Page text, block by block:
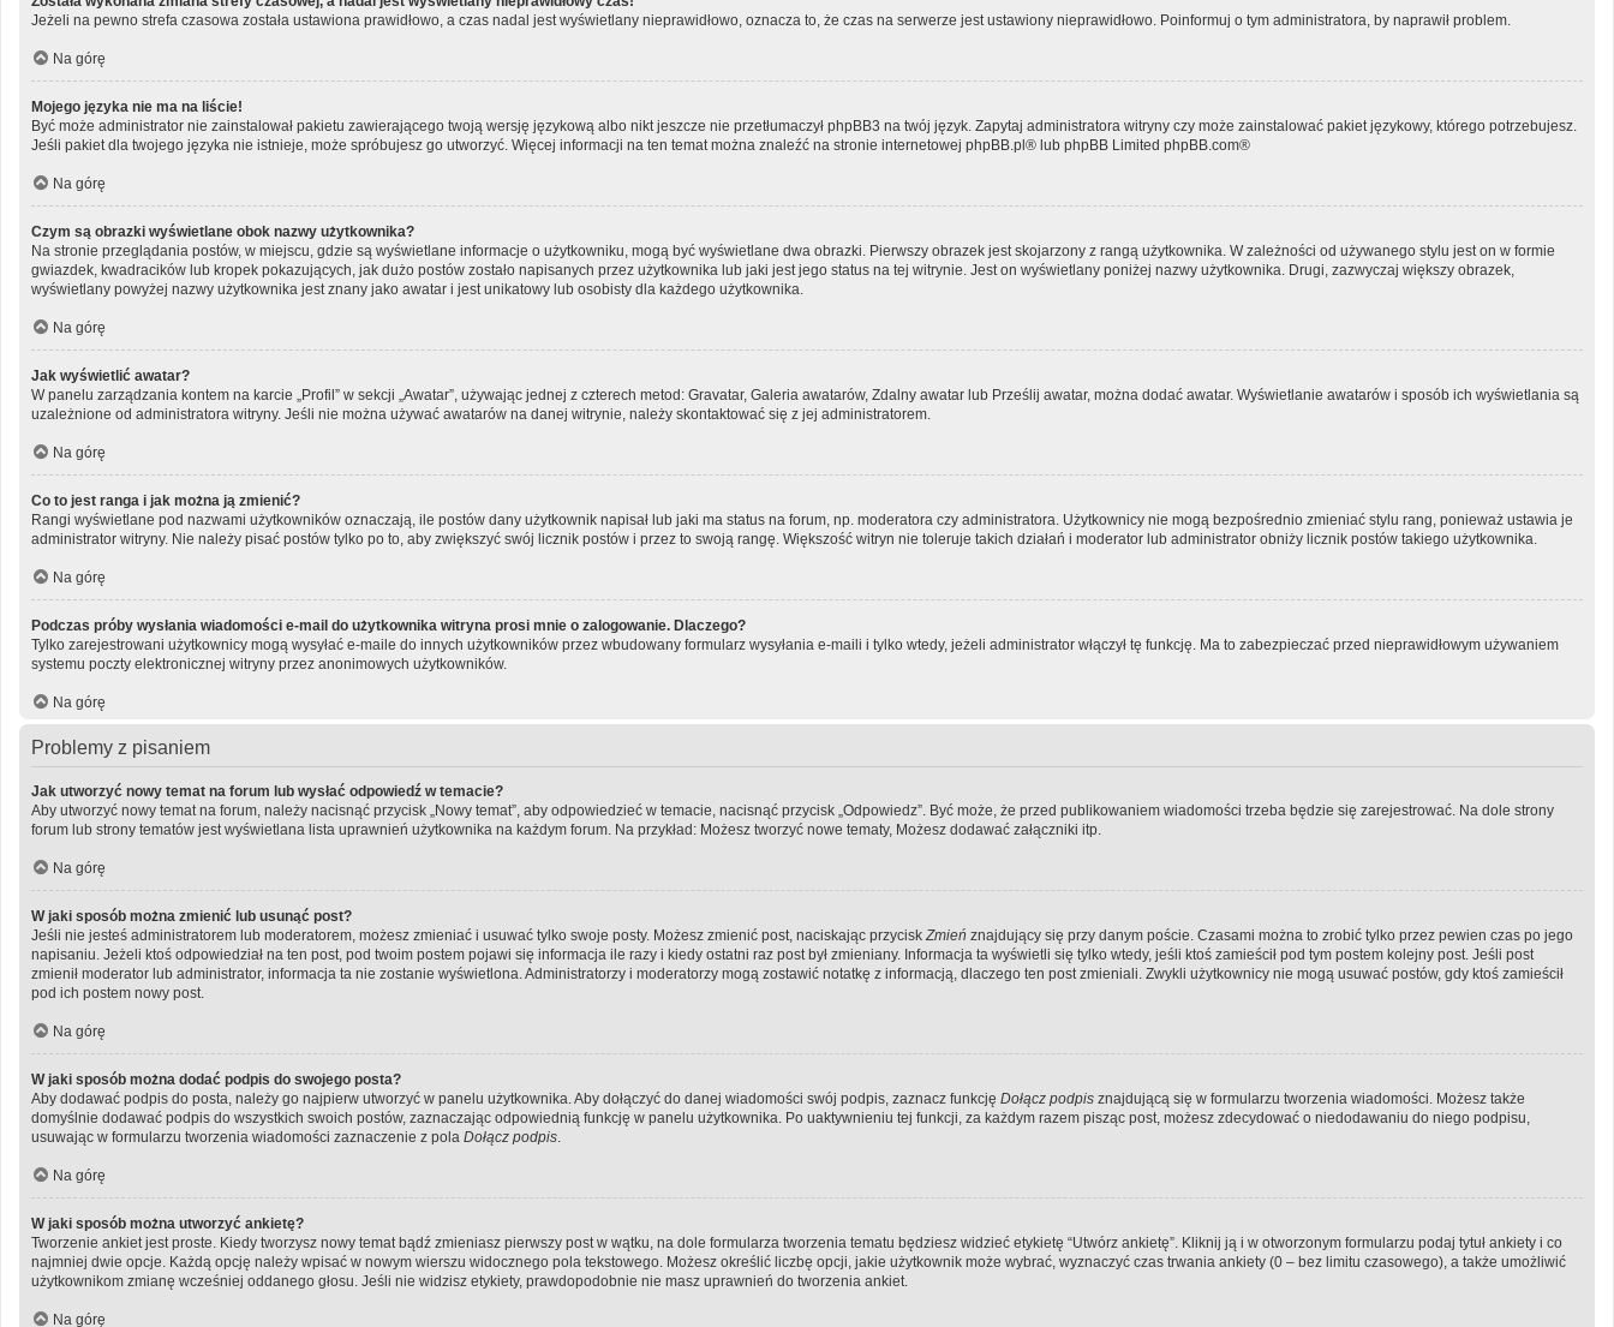
Jeżeli na pewno strefa czasowa została ustawiona prawidłowo, a czas nadal jest wyświetlany nieprawidłowo, oznacza to, że czas na serwerze jest ustawiony nieprawidłowo. Poinformuj o tym administratora, by naprawił problem.
Na górę
Mojego języka nie ma na liście!
Być może administrator nie zainstalował pakietu zawierającego twoją wersję językową albo nikt jeszcze nie przetłumaczył phpBB3 na twój język. Zapytaj administratora witryny czy może zainstalować pakiet językowy, którego potrzebujesz.
Jeśli pakiet dla twojego języka nie istnieje, może spróbujesz go utworzyć. Więcej informacji na ten temat można znaleźć na stronie internetowej phpBB.pl ® lub phpBB Limited phpBB.com®
Na górę
Czym są obrazki wyświetlane obok nazwy użytkownika?
Na stronie przeglądania postów, w miejscu, gdzie są wyświetlane informacje o użytkowniku, mogą być wyświetlane dwa obrazki. Pierwszy obrazek jest skojarzony z rangą użytkownika. W zależności od używanego stylu jest on w formie
gwiazdek, kwadracików lub kropek pokazujących, jak dużo postów zostało napisanych przez użytkownika lub jaki jest jego status na tej witrynie. Jest on wyświetlany poniżej nazwy użytkownika. Drugi, zazwyczaj większy obrazek,
wyświetlany powyżej nazwy użytkownika jest znany jako awatar i jest unikatowy lub osobisty dla każdego użytkownika.
Na górę
Jak wyświetlić awatar?
W panelu zarządzania kontem na karcie „Profil” w sekcji „Awatar”, używając jednej z czterech metod: Gravatar, Galeria awatarów, Zdalny awatar lub Prześlij awatar, można dodać awatar. Wyświetlanie awatarów i sposób ich wyświetlania są
uzależnione od administratora witryny. Jeśli nie można używać awatarów na danej witrynie, należy skontaktować się z jej administratorem.
Na górę
Co to jest ranga i jak można ją zmienić?
Rangi wyświetlane pod nazwami użytkowników oznaczają, ile postów dany użytkownik napisał lub jaki ma status na forum, np. moderatora czy administratora. Użytkownicy nie mogą bezpośrednio zmieniać stylu rang, ponieważ ustawia je
administrator witryny. Nie należy pisać postów tylko po to, aby zwiększyć swój licznik postów i przez to swoją rangę. Większość witryn nie toleruje takich działań i moderator lub administrator obniży licznik postów takiego użytkownika.
Na górę
Podczas próby wysłania wiadomości e-mail do użytkownika witryna prosi mnie o zalogowanie. Dlaczego?
Tylko zarejestrowani użytkownicy mogą wysyłać e-maile do innych użytkowników przez wbudowany formularz wysyłania e-maili i tylko wtedy, jeżeli administrator włączył tę funkcję. Ma to zabezpieczać przed nieprawidłowym używaniem
systemu poczty elektronicznej witryny przez anonimowych użytkowników.
Na górę
Problemy z pisaniem
Jak utworzyć nowy temat na forum lub wysłać odpowiedź w temacie?
Aby utworzyć nowy temat na forum, należy nacisnąć przycisk „Nowy temat”, aby odpowiedzieć w temacie, nacisnąć przycisk „Odpowiedz”. Być może, że przed publikowaniem wiadomości trzeba będzie się zarejestrować. Na dole strony
forum lub strony tematów jest wyświetlana lista uprawnień użytkownika na każdym forum. Na przykład: Możesz tworzyć nowe tematy, Możesz dodawać załączniki itp.
Na górę
W jaki sposób można zmienić lub usunąć post?
Jeśli nie jesteś administratorem lub moderatorem, możesz zmieniać i usuwać tylko swoje posty. Możesz zmienić post, naciskając przyciskZmień znajdujący się przy danym poście. Czasami można to zrobić tylko przez pewien czas po jego
napisaniu. Jeżeli ktoś odpowiedział na ten post, pod twoim postem pojawi się informacja ile razy i kiedy ostatni raz post był zmieniany. Informacja ta wyświetli się tylko wtedy, jeśli ktoś zamieścił pod tym postem kolejny post. Jeśli post
zmienił moderator lub administrator, informacja ta nie zostanie wyświetlona. Administratorzy i moderatorzy mogą zostawić notatkę z informacją, dlaczego ten post zmieniali. Zwykli użytkownicy nie mogą usuwać postów, gdy ktoś zamieścił
pod ich postem nowy post.
Na górę
W jaki sposób można dodać podpis do swojego posta?
Aby dodawać podpis do posta, należy go najpierw utworzyć w panelu użytkownika. Aby dołączyć do danej wiadomości swój podpis, zaznacz funkcję Dołącz podpis znajdującą się w formularzu tworzenia wiadomości. Możesz także
domyślnie dodawać podpis do wszystkich swoich postów, zaznaczając odpowiednią funkcję w panelu użytkownika. Po uaktywnieniu tej funkcji, za każdym razem pisząc post, możesz zdecydować o niedodawaniu do niego podpisu,
usuwając w formularzu tworzenia wiadomości zaznaczenie z pola Dołącz podpis.
Na górę
W jaki sposób można utworzyć ankietę?
Tworzenie ankiet jest proste. Kiedy tworzysz nowy temat bądź zmieniasz pierwszy post w wątku, na dole formularza tworzenia tematu będziesz widzieć etykietę “Utwórz ankietę”. Kliknij ją i w otworzonym formularzu podaj tytuł ankiety i co
najmniej dwie opcje. Każdą opcję należy wpisać w nowym wierszu widocznego pola tekstowego. Możesz określić liczbę opcji, jakie użytkownik może wybrać, wyznaczyć czas trwania ankiety (0 – bez limitu czasowego), a także umożliwić
użytkownikom zmianę wcześniej oddanego głosu. Jeśli nie widzisz etykiety, prawdopodobnie nie masz uprawnień do tworzenia ankiet.
Na górę